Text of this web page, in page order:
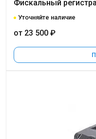
Фискальный
Уточняйте наличие
от 23 500 ₽